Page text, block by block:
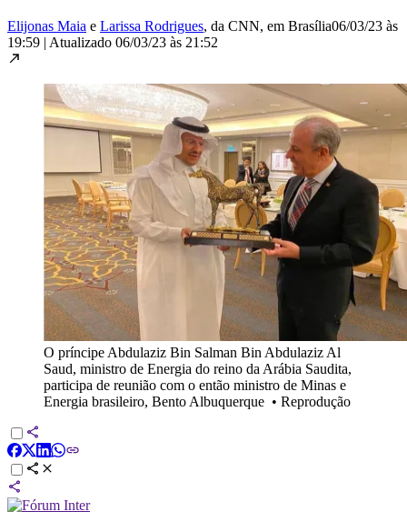
Elijonas Maia e Larissa Rodrigues, da CNN, em Brasília06/03/23 às
19:59 | Atualizado 06/03/23 às 21:52
O príncipe Abdulaziz Bin Salman Bin Abdulaziz Al
Saud, ministro de Energia do reino da Arábia Saudita,
participa de reunião com o então ministro de Minas e
Energia brasileiro, Bento Albuquerque • Reprodução